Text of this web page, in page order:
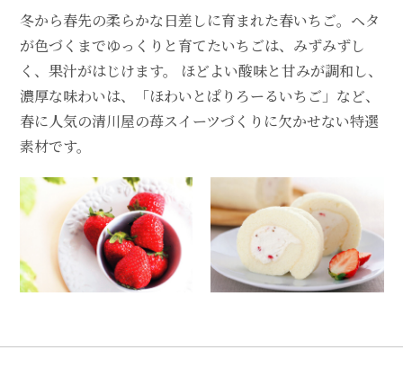
冬から春先の柔らかな日差しに育まれた春いちご。ヘタ
が色づくまでゆっくりと育てたいちごは、みずみずし
く、果汁がはじけます。 ほどよい酸味と甘みが調和し、
濃厚な味わいは、「ほわいとぱりろーるいちご」など、
春に人気の清川屋の苺スイーツづくりに欠かせない特選
素材です。